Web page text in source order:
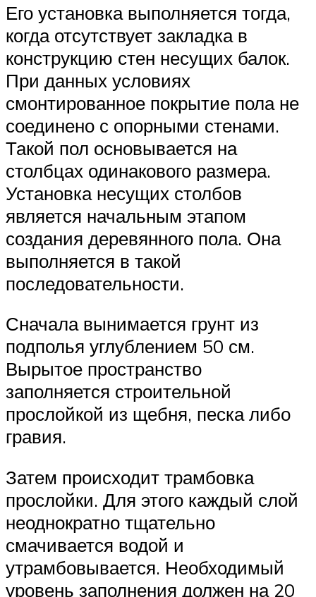
Его установка выполняется тогда,
когда отсутствует закладка в
конструкцию стен несущих балок.
При данных условиях
смонтированное покрытие пола не
соединено с опорными стенами.
Такой пол основывается на
столбцах одинакового размера.
Установка несущих столбов
является начальным этапом
создания деревянного пола. Она
выполняется в такой
последовательности.
Сначала вынимается грунт из
подполья углублением 50 см.
Вырытое пространство
заполняется строительной
прослойкой из щебня, песка либо
гравия.
Затем происходит трамбовка
прослойки. Для этого каждый слой
неоднократно тщательно
смачивается водой и
утрамбовывается. Необходимый
уровень заполнения должен на 20